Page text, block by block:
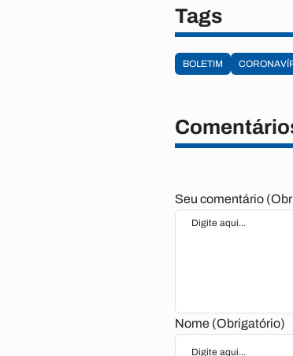
Tags
BOLETIM
Seu comentário
Nome (Obrigatório)